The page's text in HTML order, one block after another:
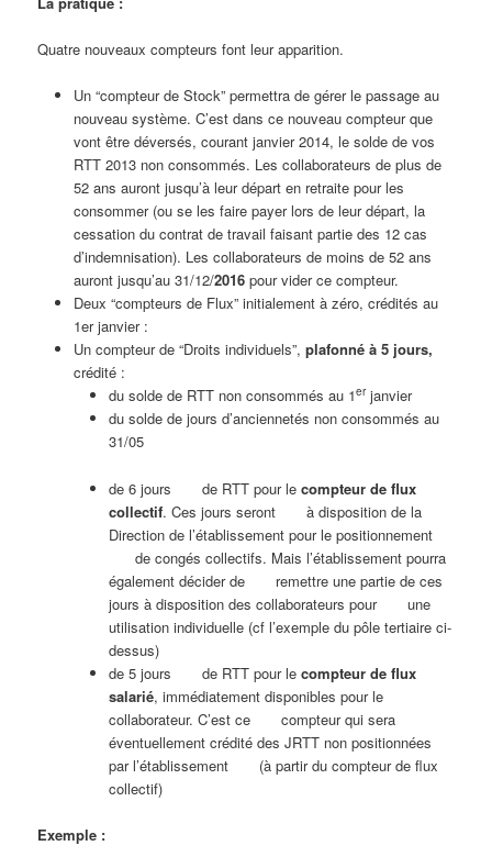
Quatre nouveaux compteurs font leur apparition.
Un “compteur de Stock” permettra de gérer le passage au
nouveau système. C’est dans ce nouveau compteur que
vont être déversés, courant janvier 2014, le solde de vos
RTT 2013 non consommés. Les collaborateurs de plus de
52 ans auront jusqu’à leur départ en retraite pour les
consommer (ou se les faire payer lors de leur départ, la
cessation du contrat de travail faisant partie des 12 cas
d’indemnisation). Les collaborateurs de moins de 52 ans
auront jusqu’au 31/12/2016pour vider ce compteur.
Deux “compteurs de Flux” initialement à zéro, crédités au
1er janvier :
Un compteur de “Droits individuels”, plafonné à 5 jours,
crédité :
du solde de RTT non consommés au 1erjanvier
du solde de jours d’anciennetés non consommés au
31/05
de 6 jours de RTT pour lecompteur de flux
collectif. Ces jours seront à disposition de la
Direction de l’établissement pour le positionnement
de congés collectifs. Mais l’établissement pourra
également décider de remettre une partie de ces
jours à disposition des collaborateurs pour une
utilisation individuelle (cf l’exemple du pôle tertiaire ci-
dessus)
de 5 jours de RTT pour lecompteur de flux
salarié, immédiatement disponibles pour le
collaborateur. C’est ce compteur qui sera
éventuellement crédité des JRTT non positionnées
par l’établissement (à partir du compteur de flux
collectif)
Exemple :